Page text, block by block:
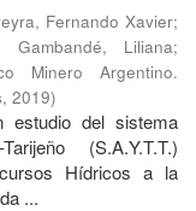
Fernando Xavier;
Gambandé, Liliana;
Minero Argentino.
, 2019)
estudio del sistema
(S.A.Y.T.T.)
Hídricos a la
...